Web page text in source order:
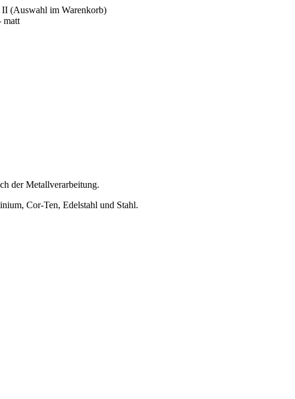
(Auswahl im Warenkorb)
matt
der Metallverarbeitung.
Cor-Ten, Edelstahl und Stahl.